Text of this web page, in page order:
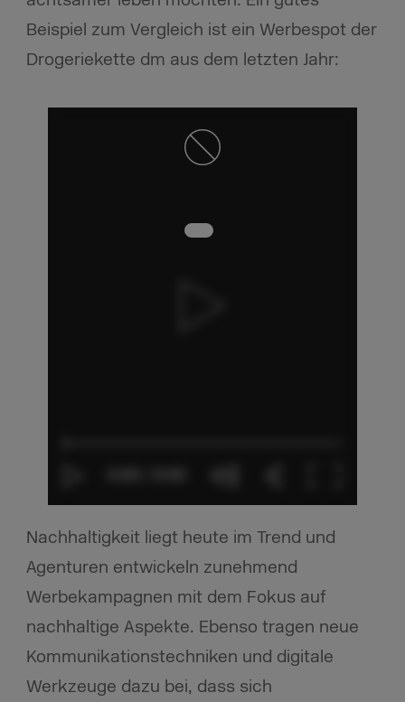
Beispiel zum Vergleich ist ein Werbespot der
Drogeriekette dm aus dem letzten Jahr:
Nachhaltigkeit liegt heute im Trend und
Agenturen entwickeln zunehmend
Werbekampagnen mit dem Fokus auf
nachhaltige Aspekte. Ebenso tragen neue
Kommunikationstechniken und digitale
Werkzeuge dazu bei, dass sich